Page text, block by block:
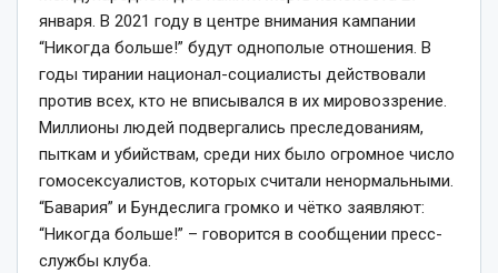
января. В 2021 году в центре внимания кампании
“Никогда больше!” будут однополые отношения. В
годы тирании национал-социалисты действовали
против всех, кто не вписывался в их мировоззрение.
Миллионы людей подвергались преследованиям,
пыткам и убийствам, среди них было огромное число
гомосексуалистов, которых считали ненормальными.
“Бавария” и Бундеслига громко и чётко заявляют:
“Никогда больше!” – говорится в сообщении пресс-
службы клуба.